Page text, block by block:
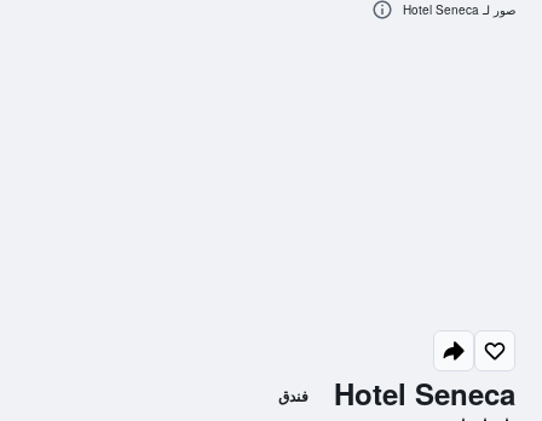
Hotel Seneca فندق
صور لـ Hotel Seneca